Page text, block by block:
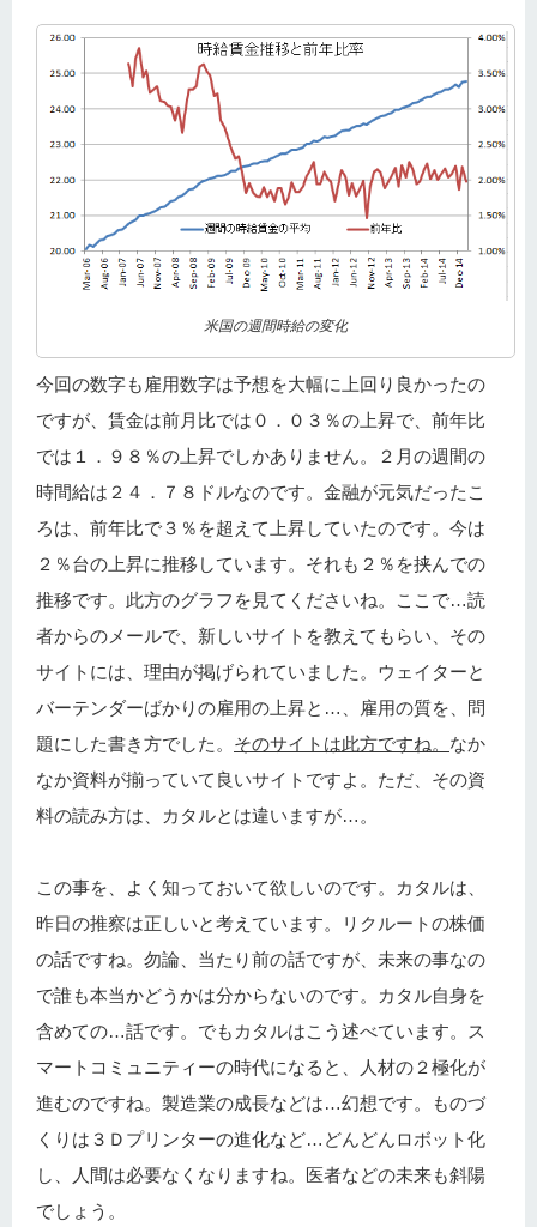
米国の週間時給の変化
今回の数字も雇用数字は予想を大幅に上回り良かったの
ですが、賃金は前月比では０．０３％の上昇で、前年比
では１．９８％の上昇でしかありません。２月の週間の
時間給は２４．７８ドルなのです。金融が元気だったこ
ろは、前年比で３％を超えて上昇していたのです。今は
２％台の上昇に推移しています。それも２％を挟んでの
推移です。此方のグラフを見てくださいね。ここで…読
者からのメールで、新しいサイトを教えてもらい、その
サイトには、理由が掲げられていました。ウェイターと
バーテンダーばかりの雇用の上昇と…、雇用の質を、問
題にした書き方でした。 そのサイトは此方ですね。 なか
なか資料が揃っていて良いサイトですよ。ただ、その資
料の読み方は、カタルとは違いますが…。
この事を、よく知っておいて欲しいのです。カタルは、
昨日の推察は正しいと考えています。リクルートの株価
の話ですね。勿論、当たり前の話ですが、未来の事なの
で誰も本当かどうかは分からないのです。カタル自身を
含めての…話です。でもカタルはこう述べています。ス
マートコミュニティーの時代になると、人材の２極化が
進むのですね。製造業の成長などは…幻想です。ものづ
くりは３Ｄプリンターの進化など…どんどんロボット化
し、人間は必要なくなりますね。医者などの未来も斜陽
でしょう。